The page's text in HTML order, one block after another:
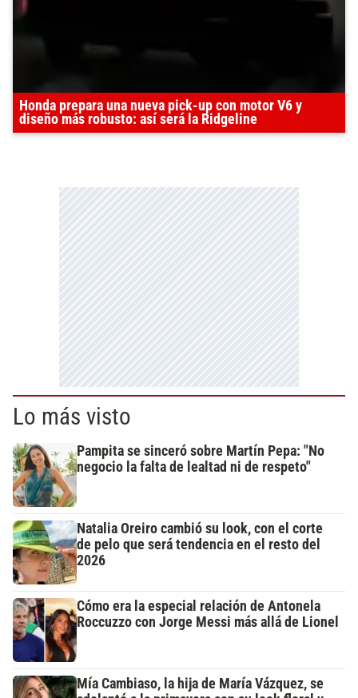
Honda prepara una nueva pick-up con motor V6 y
diseño más robusto: así será la Ridgeline
Lo más visto
Pampita se sinceró sobre Martín Pepa: "No
negocio la falta de lealtad ni de respeto"
Natalia Oreiro cambió su look, con el corte
de pelo que será tendencia en el resto del
2026
Cómo era la especial relación de Antonela
Roccuzzo con Jorge Messi más allá de Lionel
Mía Cambiaso, la hija de María Vázquez, se